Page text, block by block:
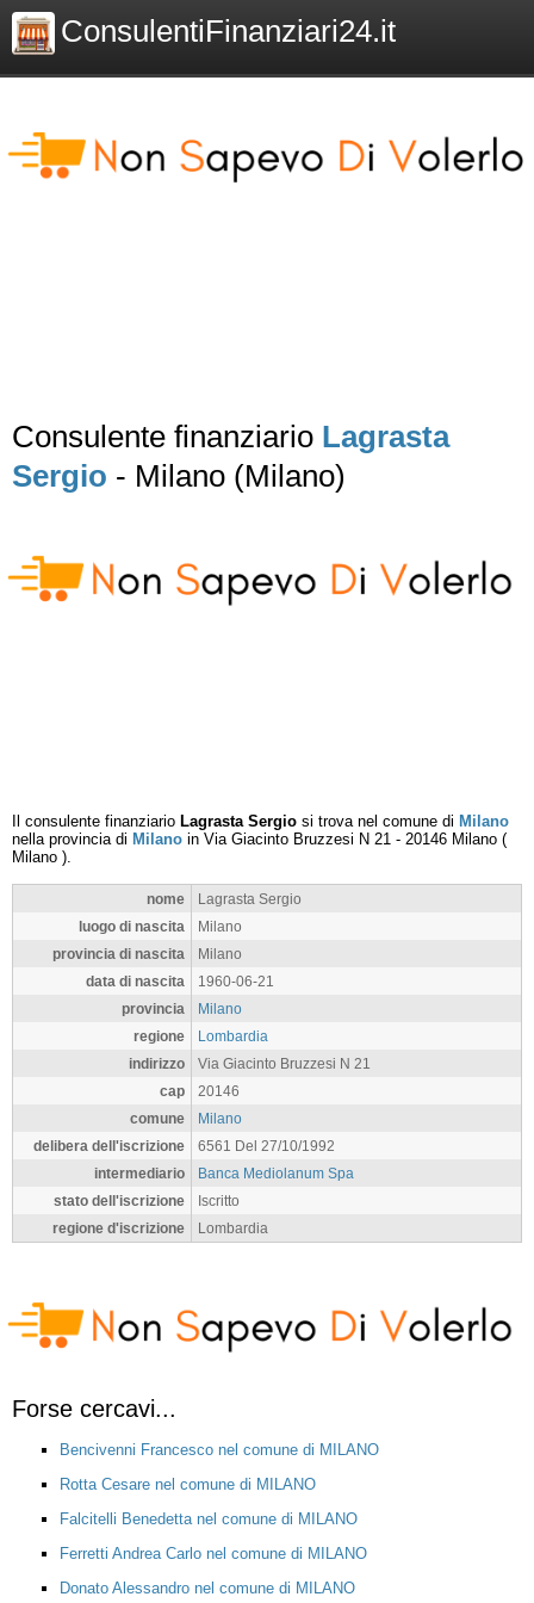
ConsulentiFinanziari24.it
Consulente finanziario Lagrasta
Sergio - Milano (Milano)
Il consulente finanziario Lagrasta Sergio si trova nel comune di Milano
nella provincia di Milano in Via Giacinto Bruzzesi N 21 - 20146 Milano (
Milano ).
nome
Lagrasta Sergio
luogo di nascita
Milano
provincia di nascita
Milano
data di nascita
1960-06-21
provincia
Milano
regione
Lombardia
indirizzo
Via Giacinto Bruzzesi N 21
cap
20146
comune
Milano
delibera dell'iscrizione
6561 Del 27/10/1992
intermediario
Banca Mediolanum Spa
stato dell'iscrizione
Iscritto
regione d'iscrizione
Lombardia
Forse cercavi...
Bencivenni Francesco nel comune di MILANO
Rotta Cesare nel comune di MILANO
Falcitelli Benedetta nel comune di MILANO
Ferretti Andrea Carlo nel comune di MILANO
Donato Alessandro nel comune di MILANO